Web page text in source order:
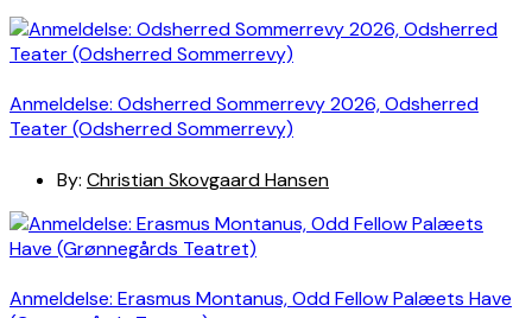
Anmeldelse: Odsherred Sommerrevy 2026, Odsherred
Teater (Odsherred Sommerrevy)
By: Christian Skovgaard Hansen
Anmeldelse: Erasmus Montanus, Odd Fellow Palæets Have